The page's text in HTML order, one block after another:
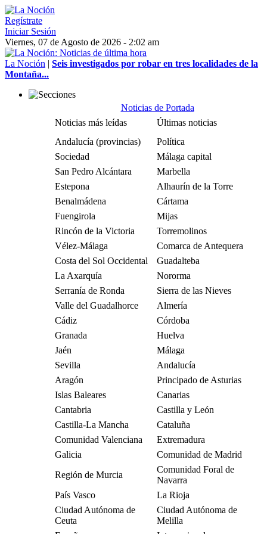
Regístrate
Iniciar Sesión
Viernes, 07 de Agosto de 2026 - 2:02 am
La Noción | Seis investigados por robar en tres localidades de la
Montaña...
Noticias de Portada
Noticias más leídas
Últimas noticias
Andalucía (provincias)
Política
Sociedad
Málaga capital
San Pedro Alcántara
Marbella
Estepona
Alhaurín de la Torre
Benalmádena
Cártama
Fuengirola
Mijas
Rincón de la Victoria
Torremolinos
Vélez-Málaga
Comarca de Antequera
Costa del Sol Occidental
Guadalteba
La Axarquía
Nororma
Serranía de Ronda
Sierra de las Nieves
Valle del Guadalhorce
Almería
Cádiz
Córdoba
Granada
Huelva
Jaén
Málaga
Sevilla
Andalucía
Aragón
Principado de Asturias
Islas Baleares
Canarias
Cantabria
Castilla y León
Castilla-La Mancha
Cataluña
Comunidad Valenciana
Extremadura
Galicia
Comunidad de Madrid
Región de Murcia
Comunidad Foral de
Navarra
País Vasco
La Rioja
Ciudad Autónoma de
Ceuta
Ciudad Autónoma de
Melilla